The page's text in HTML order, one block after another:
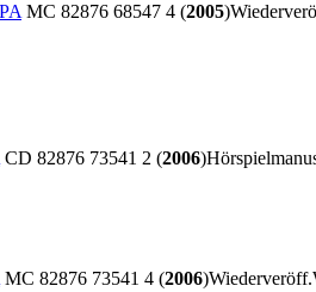
MC 82876 68547 4 (2005)
CD 82876 73541 2 (2006)
MC 82876 73541 4 (2006)Wiederveröff.